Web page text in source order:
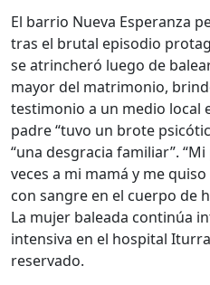
El barrio Nueva Esperanza
tras el brutal episodio
se atrincheró luego de
mayor del matrimonio,
testimonio a un medio local
padre “tuvo un brote
“una desgracia familiar”.
veces a mi mamá y me
con sangre en el cuerpo de
La mujer baleada continúa
intensiva en el hospital
reservado.